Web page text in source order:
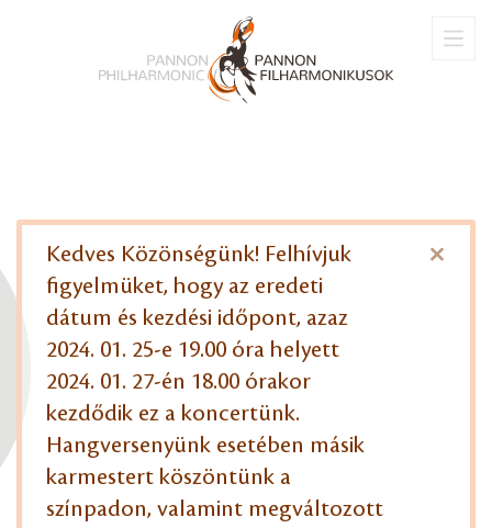
Kedves Közönségünk! Felhívjuk
figyelmüket, hogy az eredeti
dátum és kezdési időpont, azaz
2024. 01. 25-e 19.00 óra helyett
2024. 01. 27-én 18.00 órakor
kezdődik ez a koncertünk.
Hangversenyünk esetében másik
karmestert köszöntünk a
színpadon, valamint megváltozott
×